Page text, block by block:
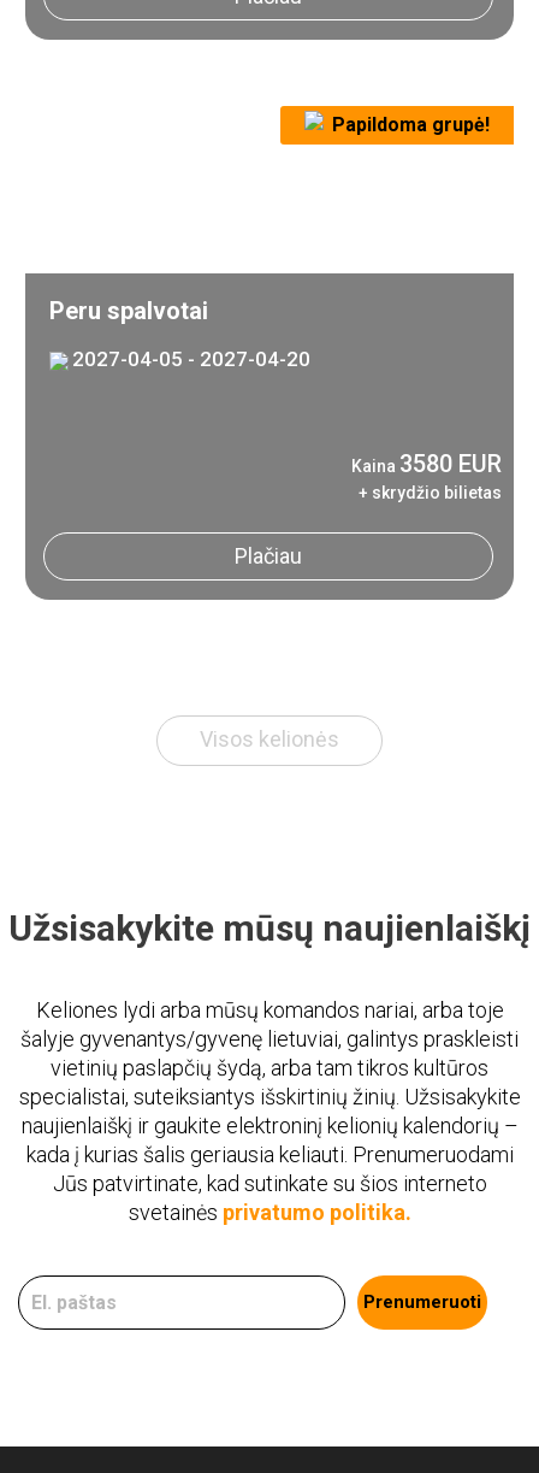
Papildoma grupė!
Peru spalvotai
2027-04-05 - 2027-04-20
Kaina 3580 EUR
+ skrydžio bilietas
Plačiau
Visos kelionės
Užsisakykite mūsų naujienlaiškį
Keliones lydi arba mūsų komandos nariai, arba toje
šalyje gyvenantys/gyvenę lietuviai, galintys praskleisti
vietinių paslapčių šydą, arba tam tikros kultūros
specialistai, suteiksiantys išskirtinių žinių. Užsisakykite
naujienlaiškį ir gaukite elektroninį kelionių kalendorių –
kada į kurias šalis geriausia keliauti. Prenumeruodami
Jūs patvirtinate, kad sutinkate su šios interneto
svetainės privatumo politika.
Prenumeruoti